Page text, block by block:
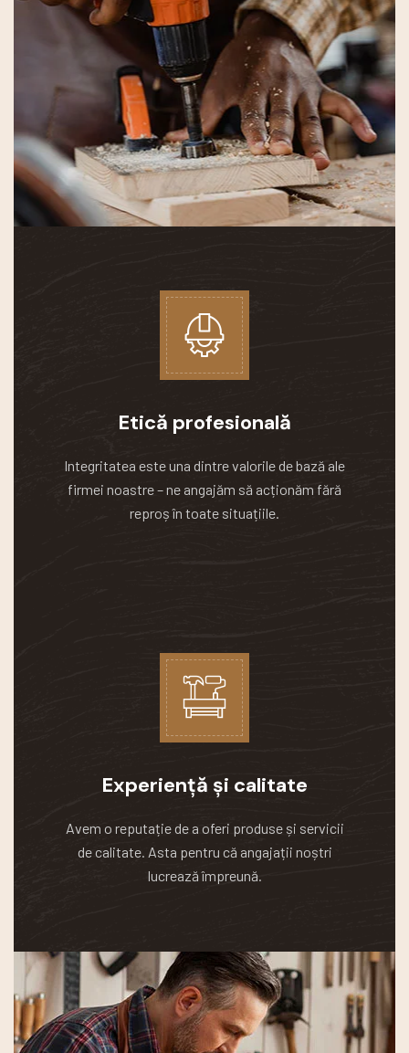
Etică profesională
Integritatea este una dintre valorile de bază ale
firmei noastre – ne angajăm să acționăm fără
reproș în toate situațiile.
Experiență și calitate
Avem o reputație de a oferi produse și servicii
de calitate. Asta pentru că angajații noștri
lucrează împreună.